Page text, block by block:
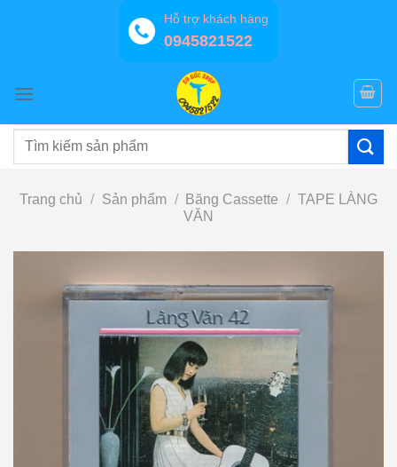
Hỗ trợ khách hàng
0945821522
Tìm
Trang chủ / Sản phẩm / Băng Cassette / TAPE LÀNG
VĂN